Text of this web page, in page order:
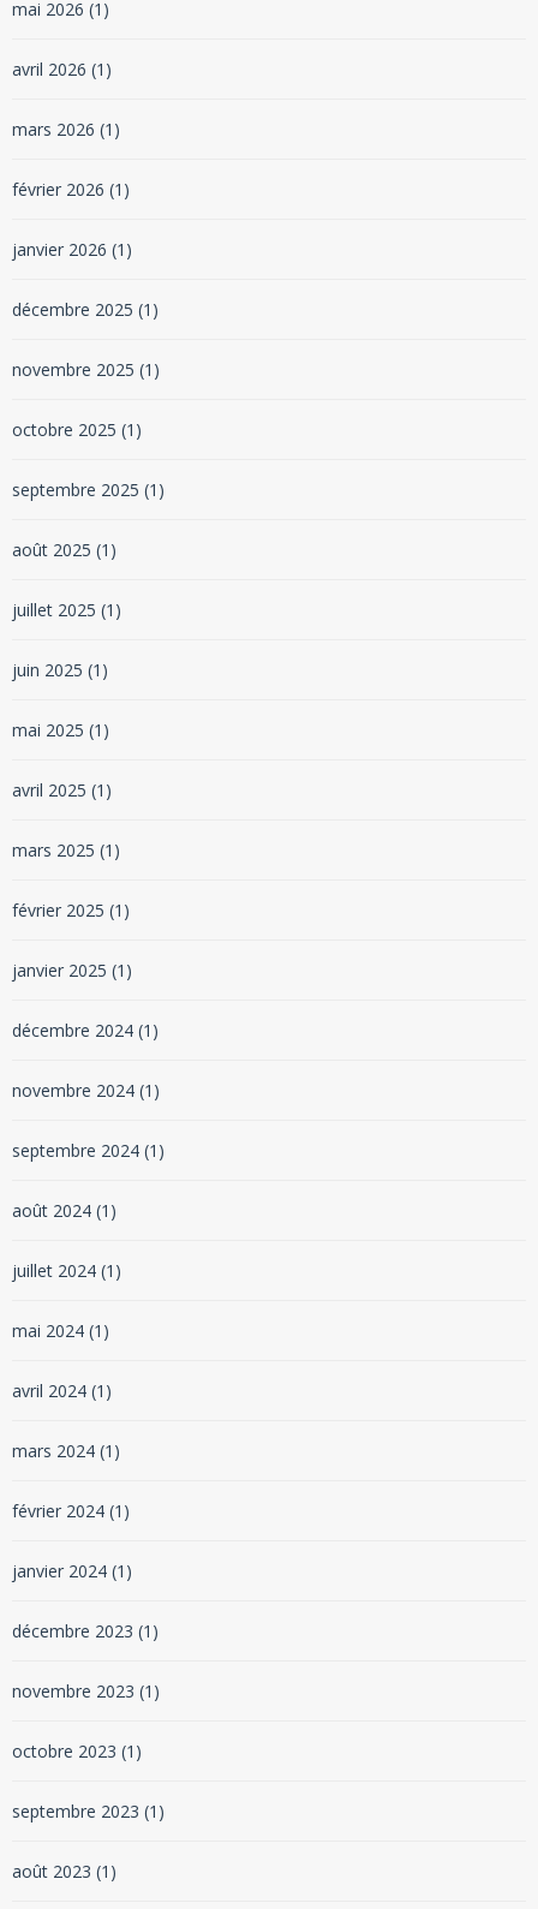
mai 2026 (1)
avril 2026 (1)
mars 2026 (1)
février 2026 (1)
janvier 2026 (1)
décembre 2025 (1)
novembre 2025 (1)
octobre 2025 (1)
septembre 2025 (1)
août 2025 (1)
juillet 2025 (1)
juin 2025 (1)
mai 2025 (1)
avril 2025 (1)
mars 2025 (1)
février 2025 (1)
janvier 2025 (1)
décembre 2024 (1)
novembre 2024 (1)
septembre 2024 (1)
août 2024 (1)
juillet 2024 (1)
mai 2024 (1)
avril 2024 (1)
mars 2024 (1)
février 2024 (1)
janvier 2024 (1)
décembre 2023 (1)
novembre 2023 (1)
octobre 2023 (1)
septembre 2023 (1)
août 2023 (1)